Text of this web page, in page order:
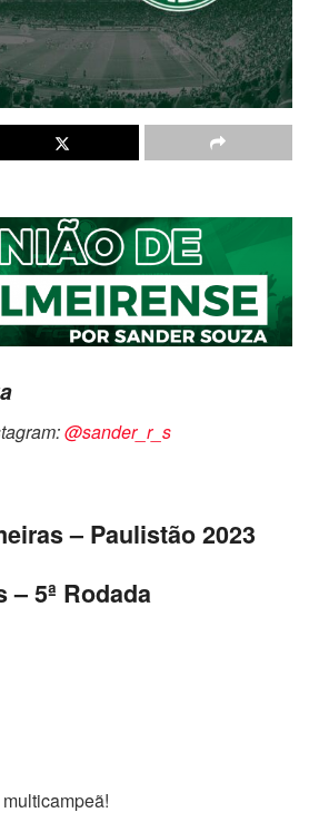
@sander_r_s
– Paulistão 2023
– 5ª Rodada